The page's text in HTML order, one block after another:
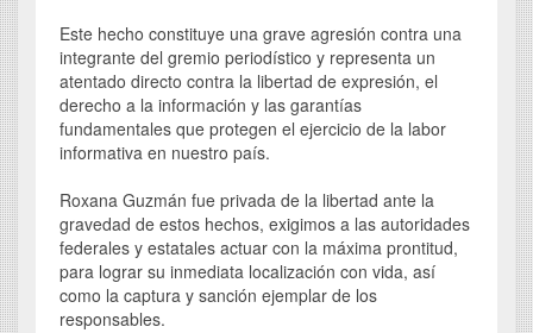
Este hecho constituye una grave agresión contra una
integrante del gremio periodístico y representa un
atentado directo contra la libertad de expresión, el
derecho a la información y las garantías
fundamentales que protegen el ejercicio de la labor
informativa en nuestro país.
Roxana Guzmán fue privada de la libertad ante la
gravedad de estos hechos, exigimos a las autoridades
federales y estatales actuar con la máxima prontitud,
para lograr su inmediata localización con vida, así
como la captura y sanción ejemplar de los
responsables.